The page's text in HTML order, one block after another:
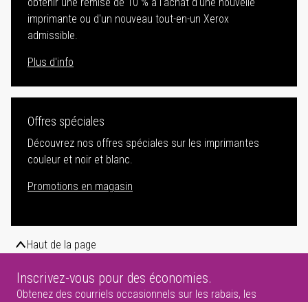
obtenir une remise de 10 % à l'achat d'une nouvelle
imprimante ou d'un nouveau tout-en-un Xerox
admissible.
Plus d'info
Offres spéciales
Découvrez nos offres spéciales sur les imprimantes
couleur et noir et blanc.
Promotions en magasin
Haut de la page
Inscrivez-vous pour des économies.
Obtenez des courriels occasionnels sur les rabais, les